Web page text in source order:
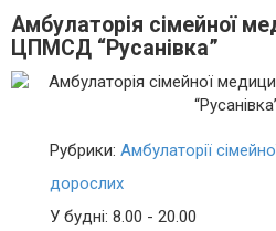
Амбулаторія сімейної
ЦПМСД “Русанівка”
Рубрики: Амбулаторії
дорослих
У будні: 8.00 - 20.00